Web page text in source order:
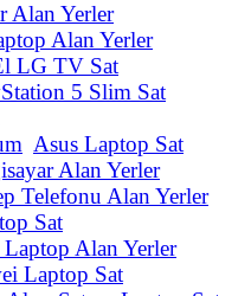
Alan Yerler
Alan Yerler
LG TV Sat
5 Slim Sat
Asus Laptop Sat
Alan Yerler
Telefonu Alan Yerler
Sat
Alan Yerler
Laptop Sat